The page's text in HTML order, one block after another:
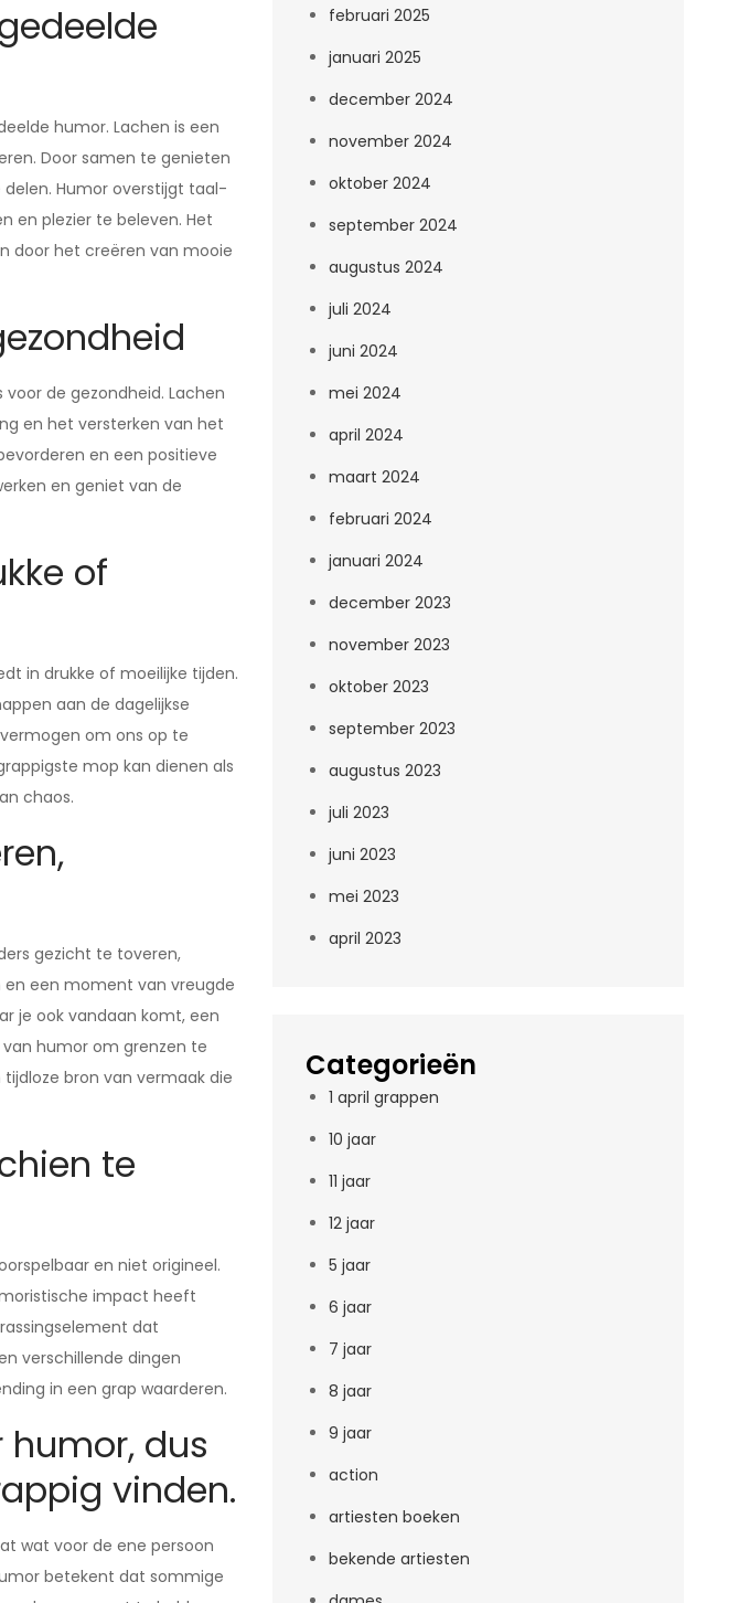
humor. Lachen is een
Door samen te genieten
Humor overstijgt taal-
en plezier te beleven. Het
door het creëren van mooie
de gezondheid. Lachen
en het versterken van het
en een positieve
en geniet van de
of
in drukke of moeilijke tijden.
aan de dagelijkse
om ons op te
mop kan dienen als
chaos.
gezicht te toveren,
een moment van vreugde
je ook vandaan komt, een
humor om grenzen te
bron van vermaak die
te
en niet origineel.
impact heeft
dat
verschillende dingen
in een grap waarderen.
humor, dus
vinden.
wat voor de ene persoon
betekent dat sommige
februari 2025
januari 2025
december 2024
november 2024
oktober 2024
september 2024
augustus 2024
juli 2024
juni 2024
mei 2024
april 2024
maart 2024
februari 2024
januari 2024
december 2023
november 2023
oktober 2023
september 2023
augustus 2023
juli 2023
juni 2023
mei 2023
april 2023
Categorieën
1 april grappen
10 jaar
11 jaar
12 jaar
5 jaar
6 jaar
7 jaar
8 jaar
9 jaar
action
artiesten boeken
bekende artiesten